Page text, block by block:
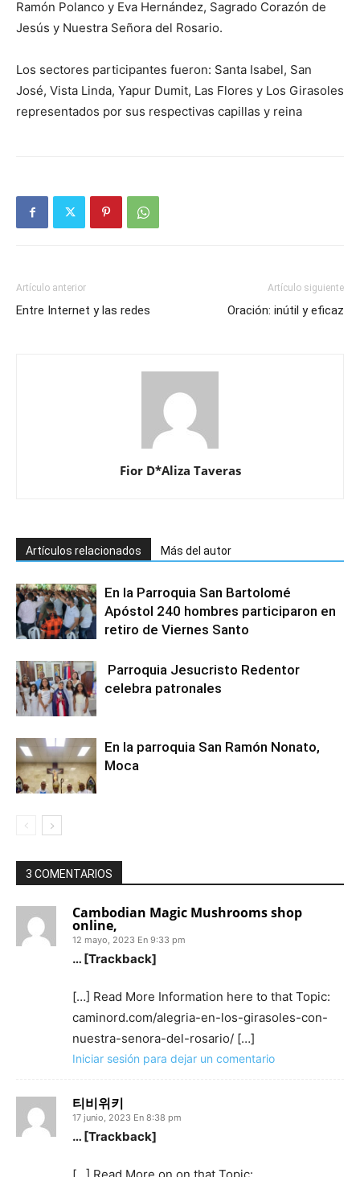
Ramón Polanco y Eva Hernández, Sagrado Corazón de
Jesús y Nuestra Señora del Rosario.
Los sectores participantes fueron: Santa Isabel, San
José, Vista Linda, Yapur Dumit, Las Flores y Los Girasoles
representados por sus respectivas capillas y reina
Artículo anterior
Entre Internet y las redes
Artículo siguiente
Oración: inútil y eficaz
Fior D*Aliza Taveras
Artículos relacionados Más del autor
En la Parroquia San Bartolomé
Apóstol 240 hombres participaron en
retiro de Viernes Santo
Parroquia Jesucristo Redentor
celebra patronales
En la parroquia San Ramón Nonato,
Moca
3 COMENTARIOS
Cambodian Magic Mushrooms shop
online,
12 mayo, 2023 En 9:33 pm
… [Trackback]
[…] Read More Information here to that Topic:
caminord.com/alegria-en-los-girasoles-con-
nuestra-senora-del-rosario/ […]
Iniciar sesión para dejar un comentario
티비위키
17 junio, 2023 En 8:38 pm
… [Trackback]